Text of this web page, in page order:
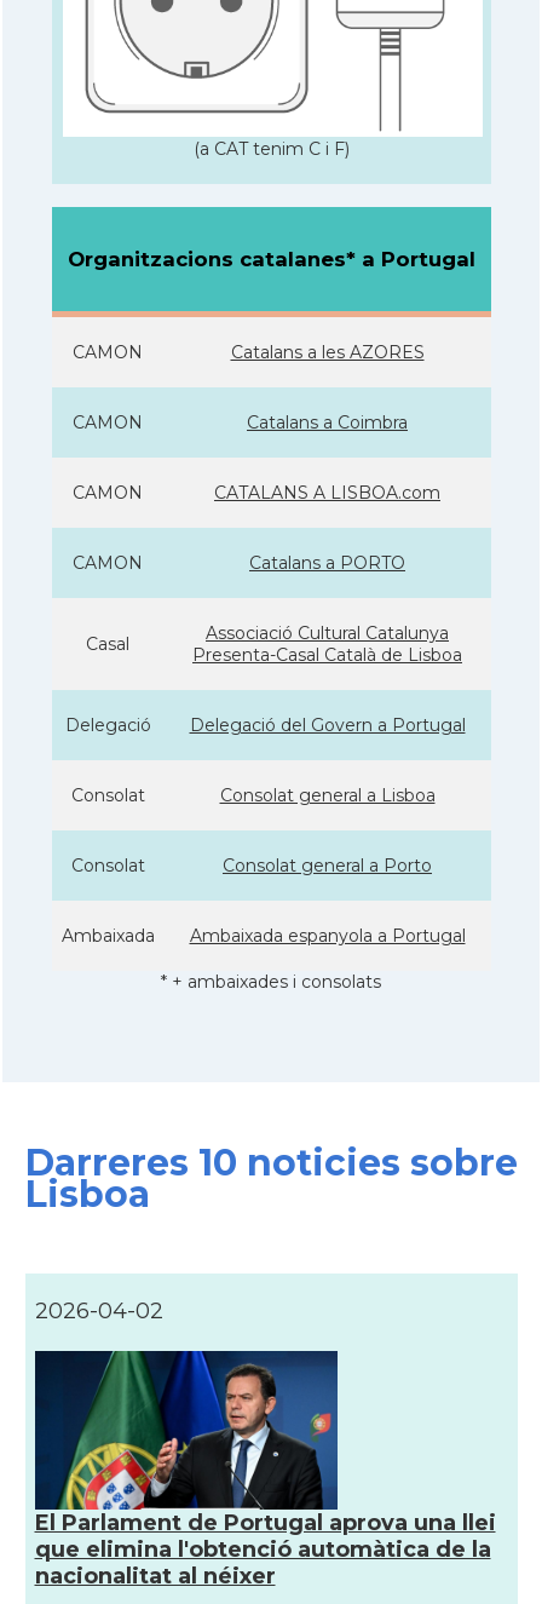
(a CAT tenim C i F)
Organitzacions catalanes* a Portugal
CAMON Catalans a les AZORES
CAMON Catalans a Coimbra
CAMON CATALANS A LISBOA.com
CAMON Catalans a PORTO
Casal
Associació Cultural Catalunya
Presenta-Casal Català de Lisboa
Delegació Delegació del Govern a Portugal
Consolat Consolat general a Lisboa
Consolat Consolat general a Porto
Ambaixada Ambaixada espanyola a Portugal
* + ambaixades i consolats
Darreres 10 noticies sobre
Lisboa
2026-04-02
El Parlament de Portugal aprova una llei
que elimina l'obtenció automàtica de la
nacionalitat al néixer